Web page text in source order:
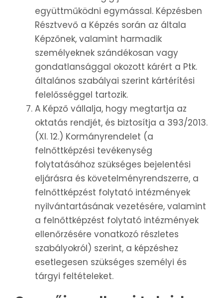
együttműködni egymással. Képzésben
Résztvevő a Képzés során az általa
Képzőnek, valamint harmadik
személyeknek szándékosan vagy
gondatlansággal okozott kárért a Ptk.
általános szabályai szerint kártérítési
felelősséggel tartozik.
A Képző vállalja, hogy megtartja az
oktatás rendjét, és biztosítja a 393/2013.
(XI. 12.) Kormányrendelet (a
felnőttképzési tevékenység
folytatásához szükséges bejelentési
eljárásra és követelményrendszerre, a
felnőttképzést folytató intézmények
nyilvántartásának vezetésére, valamint
a felnőttképzést folytató intézmények
ellenőrzésére vonatkozó részletes
szabályokról) szerint, a képzéshez
esetlegesen szükséges személyi és
tárgyi feltételeket.